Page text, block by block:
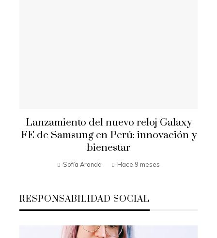
Lanzamiento del nuevo reloj Galaxy
FE de Samsung en Perú: innovación y
bienestar
Sofía Aranda Hace 9 meses
RESPONSABILIDAD SOCIAL